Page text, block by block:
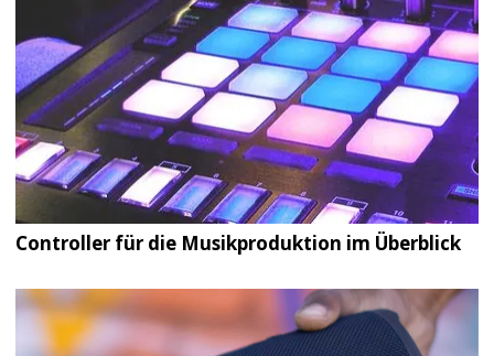
Controller für die Musikproduktion im Überblick